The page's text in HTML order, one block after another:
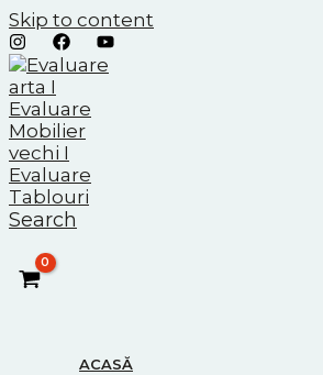
Skip to content
Search
ACASĂ